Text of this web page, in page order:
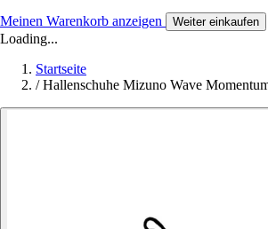
Meinen Warenkorb anzeigen Weiter einkaufen
Loading...
Startseite
/ Hallenschuhe Mizuno Wave